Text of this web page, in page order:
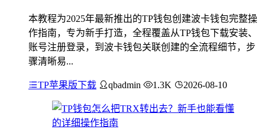
本教程为2025年最新推出的TP钱包创建波卡钱包完整操
作指南，专为新手打造，全程覆盖从TP钱包下载安装、
账号注册登录，到波卡钱包关联创建的全流程细节，步
骤清晰易...
TP苹果版下载 qbadmin 1.3K 2026-08-10